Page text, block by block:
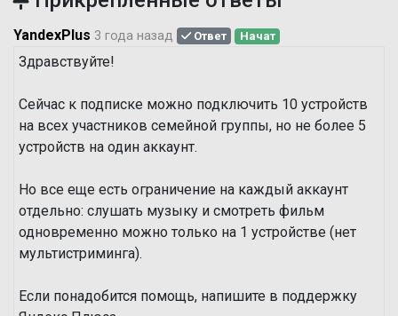
YandexPlus 3 года назад Ответ Начат
Здравствуйте!
Сейчас к подписке можно подключить 10 устройств
на всех участников семейной группы, но не более 5
устройств на один аккаунт.
Но все еще есть ограничение на каждый аккаунт
отдельно: слушать музыку и смотреть фильм
одновременно можно только на 1 устройстве (нет
мультистриминга).
Если понадобится помощь, напишите в поддержку